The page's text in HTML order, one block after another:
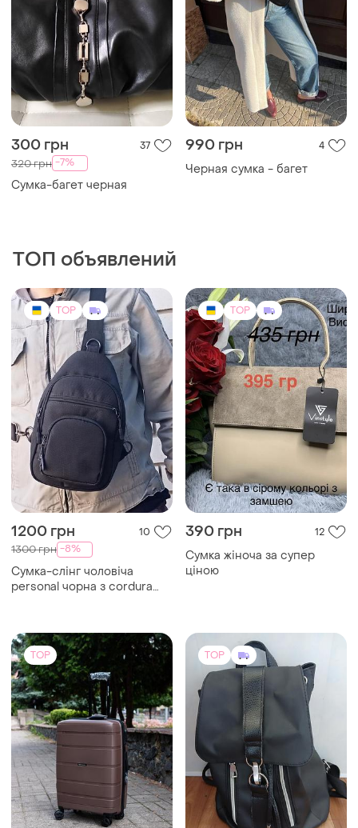
300 грн 37
320 грн -7%
Сумка-багет черная
990 грн 4
Черная сумка - багет
ТОП объявлений
TOP
1200 грн 10
1300 грн -8%
Сумка-слінг чоловіча
personal чорна з cordura
TOP
390 грн 12
Сумка жіноча за супер
ціною
TOP TOP